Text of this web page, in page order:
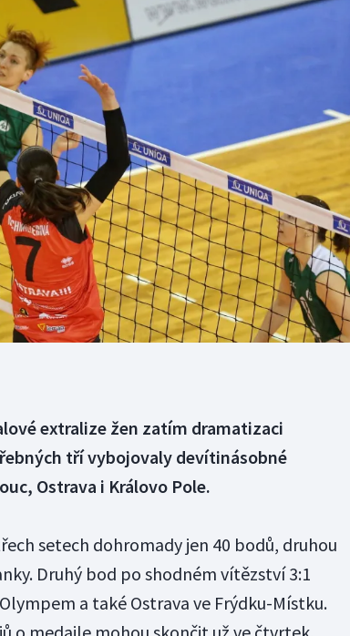
Moderní pětiboj
Motorsport
Olympijské hry
Parasport
Plavání
Plážový volejbal
Triatlon
Volejbal
Ostatní
extralize žen zatím dramatizaci
tří vybojovaly devítinásobné
Ostrava i Královo Pole.
setech dohromady jen 40 bodů, druhou
Druhý bod po shodném vítězství 3:1
a také Ostrava ve Frýdku-Místku.